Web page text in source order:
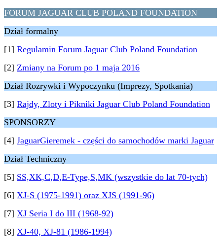
FORUM JAGUAR CLUB POLAND FOUNDATION
Dział formalny
[1] Regulamin Forum Jaguar Club Poland Foundation
[2] Zmiany na Forum po 1 maja 2016
Dział Rozrywki i Wypoczynku (Imprezy, Spotkania)
[3] Rajdy, Zloty i Pikniki Jaguar Club Poland Foundation
SPONSORZY
[4] JaguarGieremek - części do samochodów marki Jaguar
Dział Techniczny
[5] SS,XK,C,D,E-Type,S,MK (wszystkie do lat 70-tych)
[6] XJ-S (1975-1991) oraz XJS (1991-96)
[7] XJ Seria I do III (1968-92)
[8] XJ-40, XJ-81 (1986-1994)